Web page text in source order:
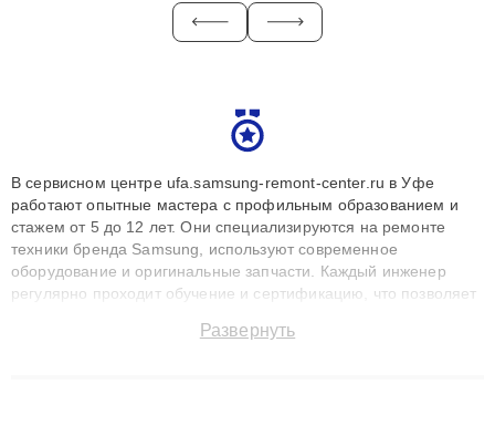
В сервисном центре ufa.samsung-remont-center.ru в Уфе
работают опытные мастера с профильным образованием и
стажем от 5 до 12 лет. Они специализируются на ремонте
техники бренда Samsung, используют современное
оборудование и оригинальные запчасти. Каждый инженер
регулярно проходит обучение и сертификацию, что позволяет
технику с сохранением гарантии до 3 лет. Наши мастера
Развернуть